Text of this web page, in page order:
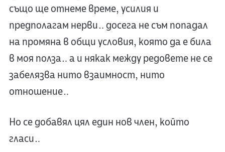
също ще отнеме време, усилия и
предполагам нерви… досега не съм попадал
на промяна в общи условия, която да е била
в моя полза… а и някак между редовете не се
забелязва нито взаимност, нито
отношение…
Но се добавял цял един нов член, който
гласи…